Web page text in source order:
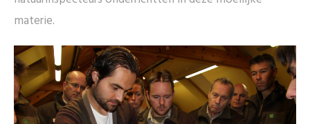
materie.